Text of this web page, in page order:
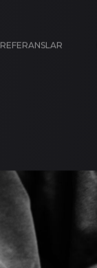
REFERANSLAR